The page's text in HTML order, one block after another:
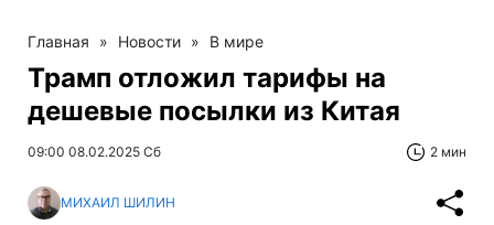
Главная » Новости » В мире
Трамп отложил тарифы на
дешевые посылки из Китая
09:00 08.02.2025 Сб 2 мин
МИХАИЛ ШИЛИН